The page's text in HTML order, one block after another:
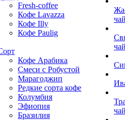
Fresh-coffee
Кофе Lavazza
Кофе Illy
Кофе Paulig
Кофе Арабика
Смеси с Робустой
Марагоджип
Редкие сорта кофе
Колумбия
Эфиопия
Бразилия